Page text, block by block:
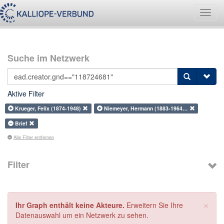
Suche im Netzwerk
Aktive Filter
Krueger, Felix (1874-1948)
Niemeyer, Hermann (1883-1964…
Brief
Alle Filter entfernen
Filter
×
Ihr Graph enthält keine Akteure. Erweitern Sie Ihre
Datenauswahl um ein Netzwerk zu sehen.